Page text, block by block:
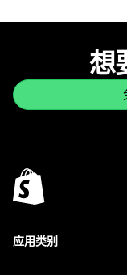
想
应用类别